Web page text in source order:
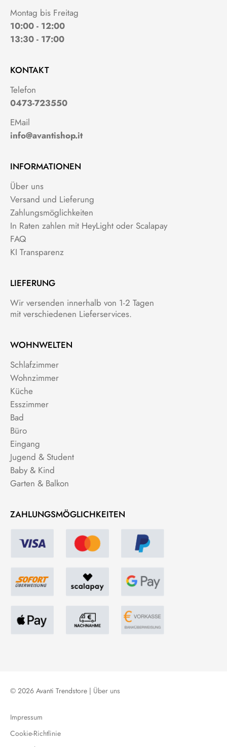
Montag bis Freitag
10:00 - 12:00
13:30 - 17:00
KONTAKT
Telefon
0473-723550
EMail
info@avantishop.it
INFORMATIONEN
Über uns
Versand und Lieferung
Zahlungsmöglichkeiten
In Raten zahlen mit HeyLight oder Scalapay
FAQ
KI Transparenz
LIEFERUNG
Wir versenden innerhalb von 1-2 Tagen
mit verschiedenen Lieferservices.
WOHNWELTEN
Schlafzimmer
Wohnzimmer
Küche
Esszimmer
Bad
Büro
Eingang
Jugend & Student
Baby & Kind
Garten & Balkon
ZAHLUNGSMÖGLICHKEITEN
© 2026 Avanti Trendstore | Über uns
Impressum
Cookie-Richtlinie